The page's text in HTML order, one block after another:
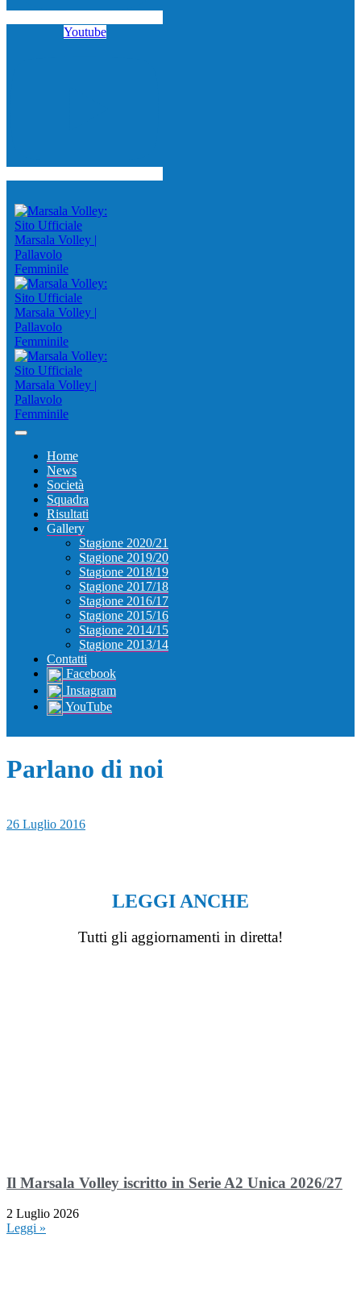
Youtube
Home
News
Società
Squadra
Risultati
Gallery
Stagione 2020/21
Stagione 2019/20
Stagione 2018/19
Stagione 2017/18
Stagione 2016/17
Stagione 2015/16
Stagione 2014/15
Stagione 2013/14
Contatti
Facebook
Instagram
YouTube
Parlano di noi
26 Luglio 2016
LEGGI ANCHE
Tutti gli aggiornamenti in diretta!
Il Marsala Volley iscritto in Serie A2 Unica 2026/27
2 Luglio 2026
Leggi »